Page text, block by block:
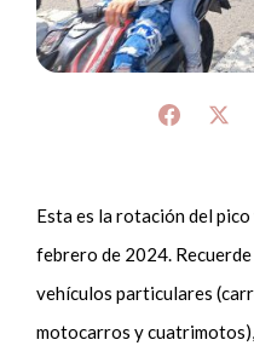
Esta es la rotación del
febrero de 2024.
vehículos particulares
motocarros y